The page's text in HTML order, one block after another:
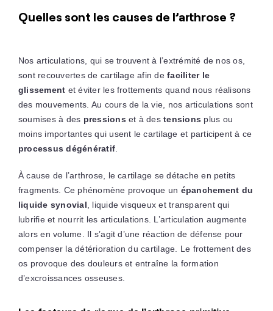
Quelles sont les causes de l’arthrose ?
Nos articulations, qui se trouvent à l’extrémité de nos os,
sont recouvertes de cartilage afin defaciliter le
glissement et éviter les frottements quand nous réalisons
des mouvements. Au cours de la vie, nos articulations sont
soumises à des pressions et à destensions plus ou
moins importantes qui usent le cartilage et participent à ce
processus dégénératif
À cause de l’arthrose, le cartilage se détache en petits
fragments. Ce phénomène provoque un épanchement du
liquide synovial , liquide visqueux et transparent qui
lubrifie et nourrit les articulations. L’articulation augmente
alors en volume. Il s’agit d’une réaction de défense pour
compenser la détérioration du cartilage. Le frottement des
os provoque des douleurs et entraîne la formation
d’excroissances osseuses.